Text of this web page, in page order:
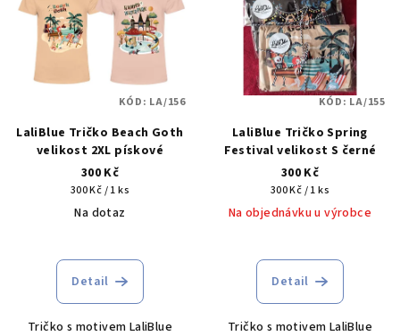
up
oLaliBlue Tričko Beach Goth
velikost 2XL pískové
300 Kč
Měrná
cena:
300 Kč / 1 ks
Na dotaz
Detail
Tričko s motivem LaliBlue
KÓD: LA/156
LaliBlue Tričko Spring
Festival velikost S černé
300 Kč
Měrná
cena:
300 Kč / 1 ks
Na objednávku u výrobce
Detail
Tričko s motivem LaliBlue
KÓD: LA/155